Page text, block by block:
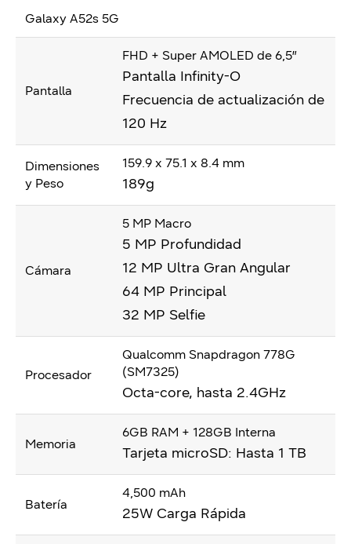
Galaxy A52s 5G
Pantalla
FHD + Super AMOLED de 6,5″
Pantalla Infinity-O
Frecuencia de actualización de
120 Hz
Dimensiones
y Peso
159.9 x 75.1 x 8.4 mm
189g
Cámara
5 MP Macro
5 MP Profundidad
12 MP Ultra Gran Angular
64 MP Principal
32 MP Selfie
Procesador
Qualcomm Snapdragon 778G
(SM7325)
Octa-core, hasta 2.4GHz
Memoria
6GB RAM + 128GB Interna
Tarjeta microSD: Hasta 1 TB
Batería
4,500 mAh
25W Carga Rápida